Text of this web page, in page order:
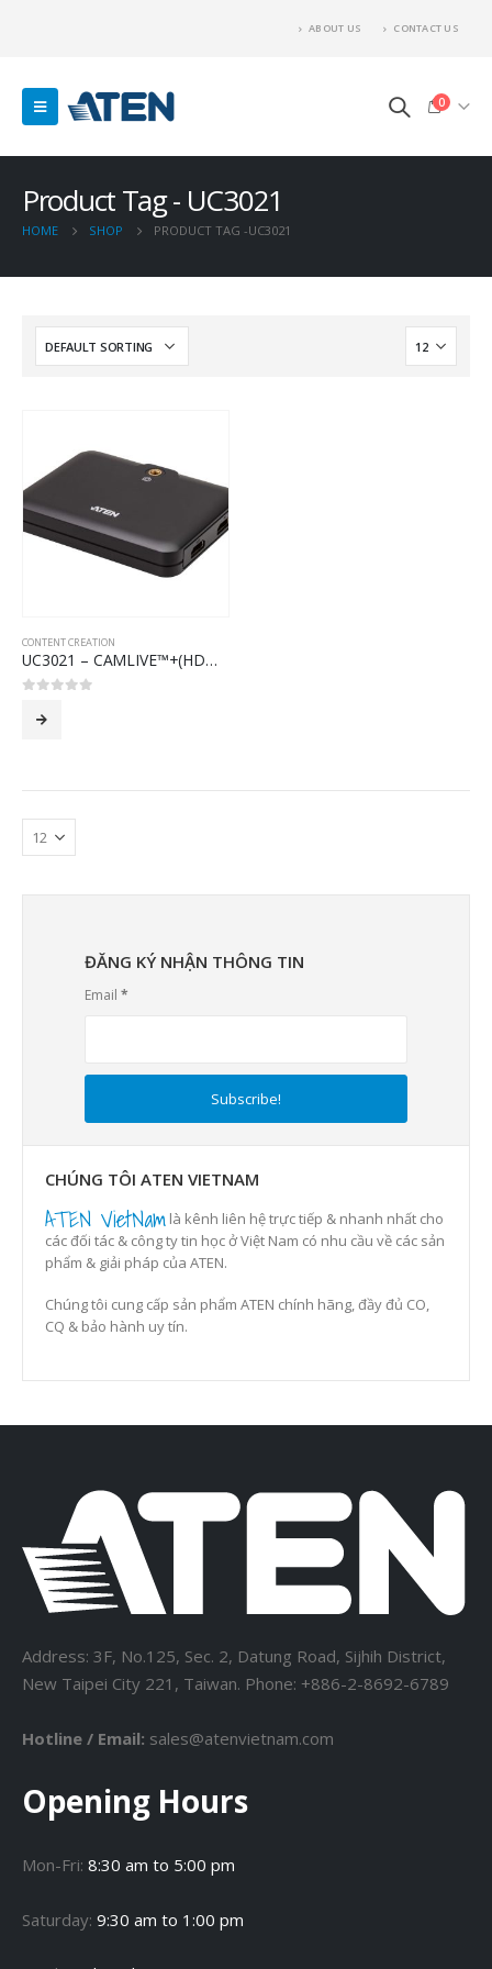
ABOUT US CONTACT US
0
Product Tag - UC3021
HOME SHOP PRODUCT TAG -UC3021
CONTENT CREATION
UC3021 – CAMLIVE™+(HDMI to USB-C UVC Video Capture with PD3.0 Power Pass-Through)
ĐĂNG KÝ NHẬN THÔNG TIN
Email *
CHÚNG TÔI ATEN VIETNAM
ATEN VietNam là kênh liên hệ trực tiếp & nhanh nhất cho
các đối tác & công ty tin học ở Việt Nam có nhu cầu về các sản
phẩm & giải pháp của ATEN.
Chúng tôi cung cấp sản phẩm ATEN chính hãng, đầy đủ CO,
CQ & bảo hành uy tín.
Address: 3F, No.125, Sec. 2, Datung Road, Sijhih District,
New Taipei City 221, Taiwan. Phone: +886-2-8692-6789
Hotline / Email: sales@atenvietnam.com
Opening Hours
Mon-Fri: 8:30 am to 5:00 pm
Saturday: 9:30 am to 1:00 pm